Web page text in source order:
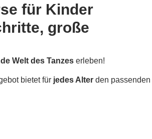
für Kinder
große
Welt des Tanzes erleben!
bietet für jedes Alter den passenden